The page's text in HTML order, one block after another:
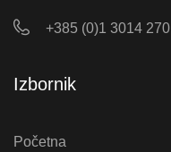
+385 (0)1 3014 270
Izbornik
Početna